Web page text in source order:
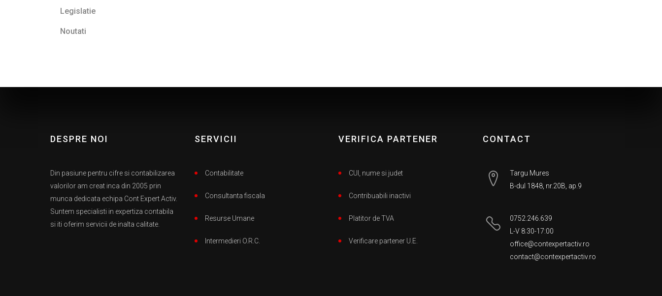
Legislatie
Noutati
DESPRE NOI
Din pasiune pentru cifre si contabilizarea
valorilor am creat inca din 2005 prin
munca dedicata echipa Cont Expert Activ.
Suntem specialisti in expertiza contabila
si iti oferim servicii de inalta calitate.
SERVICII
Contabilitate
Consultanta fiscala
Resurse Umane
Intermedieri O.R.C.
VERIFICA PARTENER
CUI, nume si judet
Contribuabili inactivi
Platitor de TVA
Verificare partener U.E.
CONTACT
Targu Mures
B-dul 1848, nr.20B, ap.9
0752.246.639
L-V 8:30-17:00
office@contexpertactiv.ro
contact@contexpertactiv.ro